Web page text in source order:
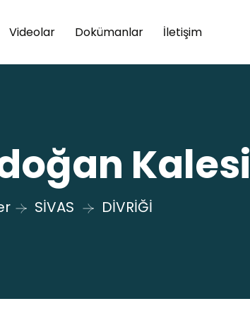
Videolar Dokümanlar İletişim
Kalesi
SİVAS DİVRİĞİ